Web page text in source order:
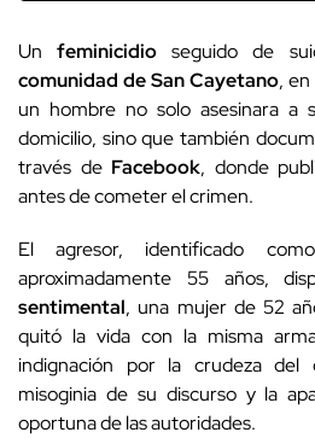
Unfeminicidio seguido de
comunidad de San Cayetano,
un hombre no solo asesinara a
domicilio, sino que también
través de Facebook, donde
antes de cometer el crimen.
El agresor, identificado
aproximadamente 55 años,
sentimental, una mujer de 52
quitó la vida con la misma
indignación por la crudeza del
misoginia de su discurso y la
oportuna de las autoridades.